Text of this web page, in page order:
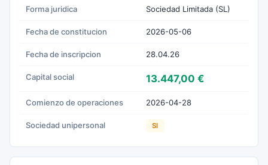
Forma juridica Sociedad Limitada (SL)
Fecha de constitucion 2026-05-06
Fecha de inscripcion 28.04.26
Capital social 13.447,00 €
Comienzo de operaciones 2026-04-28
Sociedad unipersonal SI